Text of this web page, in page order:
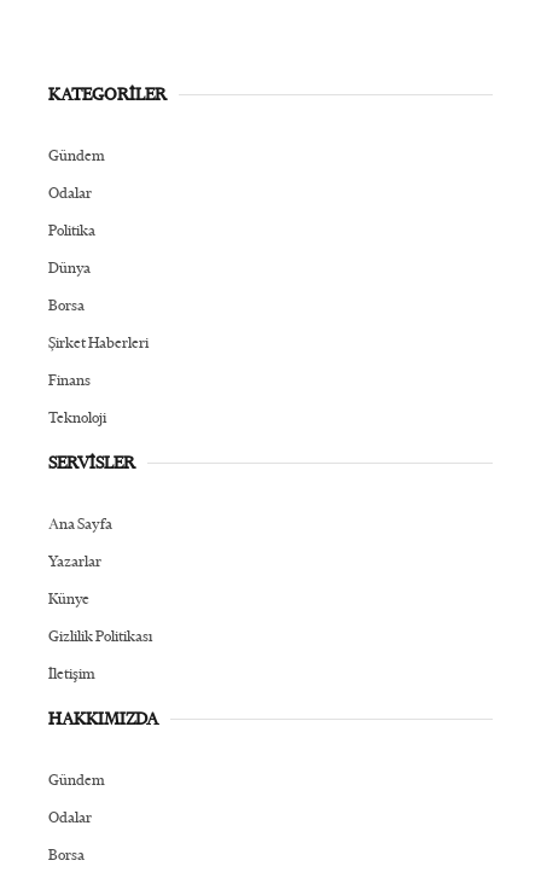
KATEGORİLER
Gündem
Odalar
Politika
Dünya
Borsa
Şirket Haberleri
Finans
Teknoloji
SERVİSLER
Ana Sayfa
Yazarlar
Künye
Gizlilik Politikası
İletişim
HAKKIMIZDA
Gündem
Odalar
Borsa